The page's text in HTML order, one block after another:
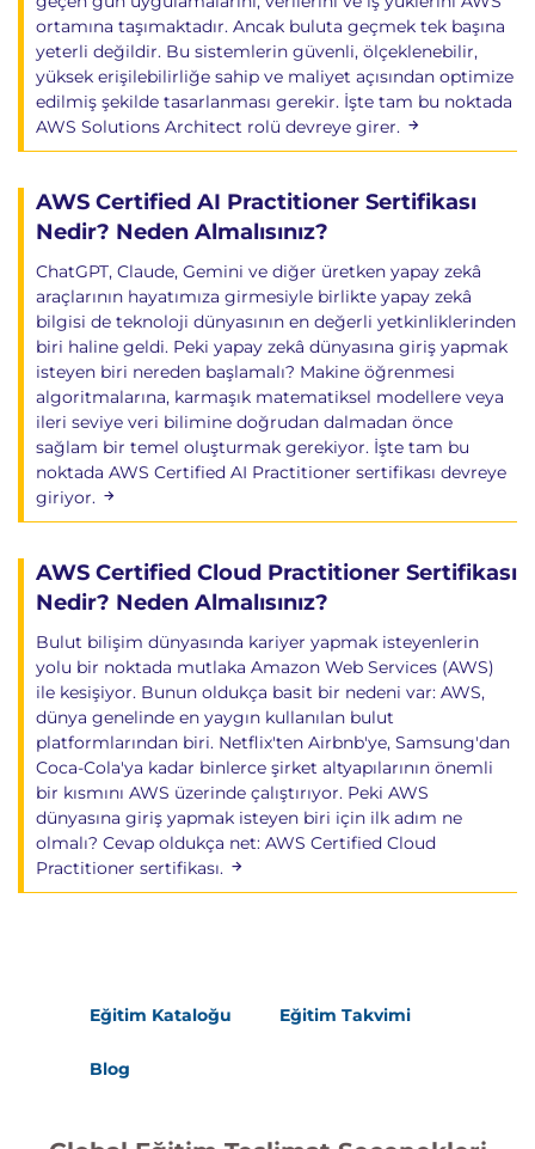
ortamına taşımaktadır. Ancak buluta geçmek tek başına
yeterli değildir. Bu sistemlerin güvenli, ölçeklenebilir,
yüksek erişilebilirliğe sahip ve maliyet açısından optimize
edilmiş şekilde tasarlanması gerekir. İşte tam bu noktada
AWS Solutions Architect rolü devreye girer.
AWS Certified AI Practitioner Sertifikası
Nedir? Neden Almalısınız?
ChatGPT, Claude, Gemini ve diğer üretken yapay zekâ
araçlarının hayatımıza girmesiyle birlikte yapay zekâ
bilgisi de teknoloji dünyasının en değerli yetkinliklerinden
biri haline geldi. Peki yapay zekâ dünyasına giriş yapmak
isteyen biri nereden başlamalı? Makine öğrenmesi
algoritmalarına, karmaşık matematiksel modellere veya
ileri seviye veri bilimine doğrudan dalmadan önce
sağlam bir temel oluşturmak gerekiyor. İşte tam bu
noktada AWS Certified AI Practitioner sertifikası devreye
giriyor.
AWS Certified Cloud Practitioner Sertifikası
Nedir? Neden Almalısınız?
Bulut bilişim dünyasında kariyer yapmak isteyenlerin
yolu bir noktada mutlaka Amazon Web Services (AWS)
ile kesişiyor. Bunun oldukça basit bir nedeni var: AWS,
dünya genelinde en yaygın kullanılan bulut
platformlarından biri. Netflix'ten Airbnb'ye, Samsung'dan
Coca-Cola'ya kadar binlerce şirket altyapılarının önemli
bir kısmını AWS üzerinde çalıştırıyor. Peki AWS
dünyasına giriş yapmak isteyen biri için ilk adım ne
olmalı? Cevap oldukça net: AWS Certified Cloud
Practitioner sertifikası.
Eğitim Kataloğu Eğitim Takvimi
Blog